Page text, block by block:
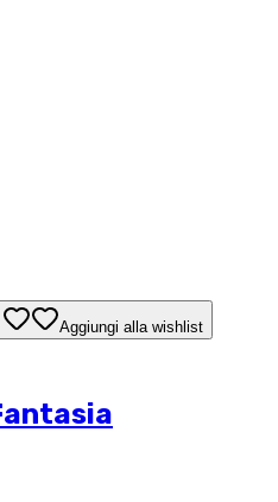
Aggiungi alla wishlist